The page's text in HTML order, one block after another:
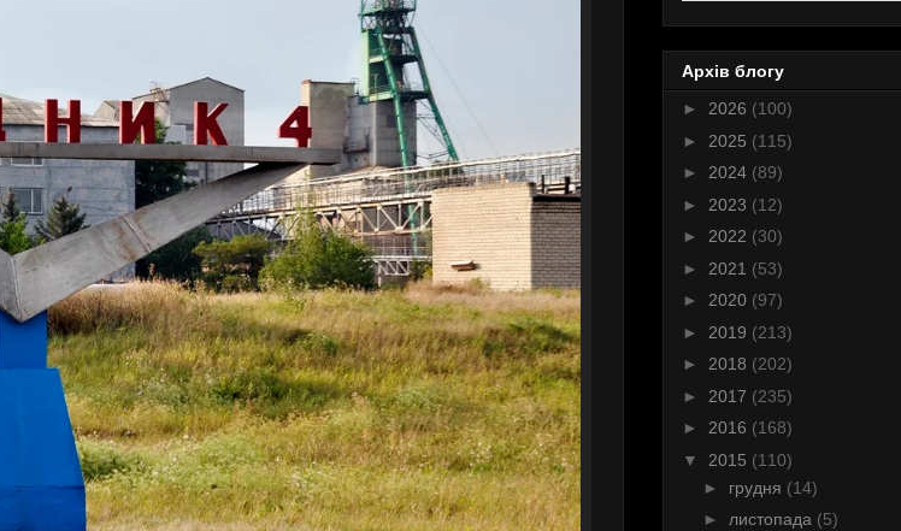
Архів блогу
► 2026 (100)
► 2025 (115)
► 2024 (89)
► 2023 (12)
► 2022 (30)
► 2021 (53)
► 2020 (97)
► 2019 (213)
► 2018 (202)
► 2017 (235)
► 2016 (168)
▼ 2015 (110)
► грудня (14)
► листопада (5)